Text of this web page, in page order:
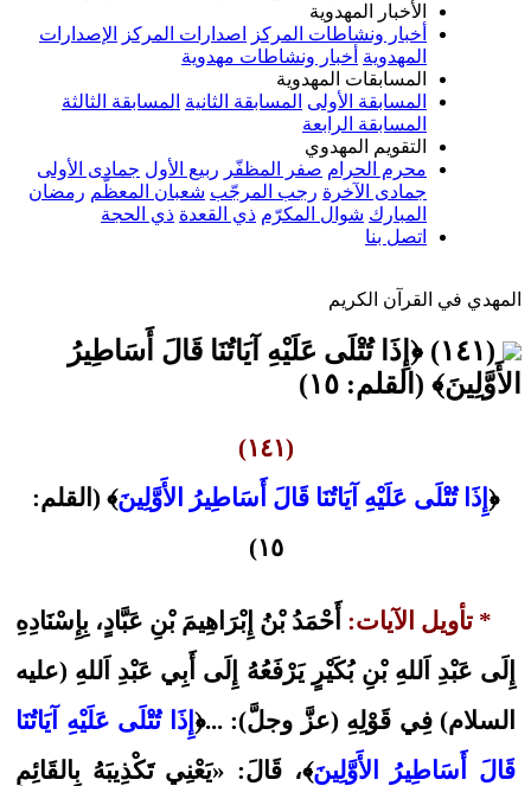
الأخبار المهدوية
أخبار ونشاطات المركز
اصدارات المركز
الإصدارات
المهدوية أخبار ونشاطات مهدوية
المسابقات المهدوية
المسابقة الأولى المسابقة الثانية المسابقة الثالثة
المسابقة الرابعة
التقويم المهدوي
محرم الحرام صفر المظفّر ربيع الأول جمادى الأولى
جمادى الآخرة رجب المرجّب شعبان المعظّم رمضان
المبارك شوال المكرّم ذي القعدة ذي الحجة
اتصل بنا
المهدي في القرآن الكريم
(١٤١) ﴿إِذَا تُتْلَى عَلَيْهِ آيَاتُنَا قَالَ أَسَاطِيرُ
الأَوَّلِينَ﴾ (القلم: ١٥)
(١٤١)
﴿ إِذَا تُتْلَى عَلَيْهِ آيَاتُنَا قَالَ أَسَاطِيرُ الأَوَّلِينَ﴾ (القلم:
١٥)
* تأويل الآيات: أَحْمَدُ بْنُ إِبْرَاهِيمَ بْنِ عَبَّادٍ، بِإِسْنَادِهِ
إِلَى عَبْدِ اَللهِ بْنِ بُكَيْرٍ يَرْفَعُهُ إِلَى أَبِي عَبْدِ اَللهِ (عليه
السلام) فِي قَوْلِهِ (عزَّ وجلَّ): ...﴿ إِذَا تُتْلَى عَلَيْهِ آيَاتُنَا
قَالَ أَسَاطِيرُ الأَوَّلِينَ﴾، قَالَ: «يَعْنِي تَكْذِيبَهُ بِالقَائِمِ